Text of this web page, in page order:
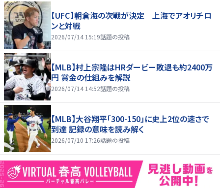
【UFC】朝倉海の次戦が決定 上海でアオリチロ
ンと対戦
2026/07/14 15:19話題の投稿
【MLB】村上宗隆はHRダービー敗退も約2400万
円 賞金の仕組みを解説
2026/07/14 14:52話題の投稿
【MLB】大谷翔平「300-150」に史上2位の速さで
到達 記録の意味を読み解く
2026/07/10 17:26話題の投稿